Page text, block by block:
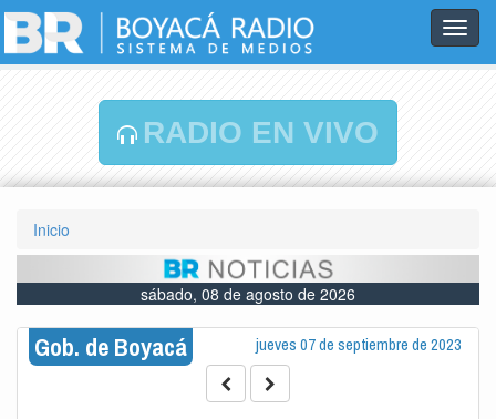
RADIO EN VIVO
Inicio
sábado, 08 de agosto de 2026
Gob. de Boyacá jueves 07 de septiembre de 2023